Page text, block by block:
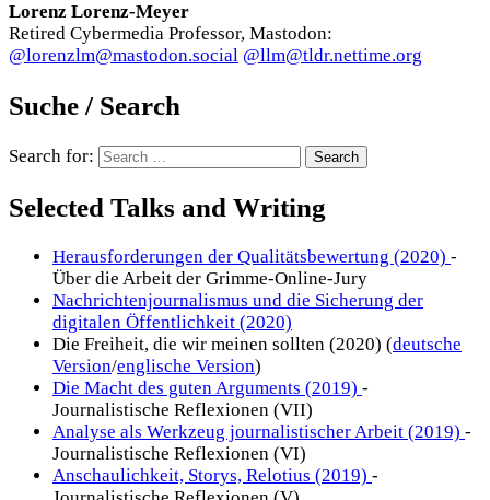
Lorenz Lorenz-Meyer
Retired Cybermedia Professor, Mastodon:
@lorenzlm@mastodon.social @llm@tldr.nettime.org
Suche / Search
Search for:
Selected Talks and Writing
Herausforderungen der Qualitätsbewertung (2020) -
Über die Arbeit der Grimme-Online-Jury
Nachrichtenjournalismus und die Sicherung der
digitalen Öffentlichkeit (2020)
Die Freiheit, die wir meinen sollten (2020) (deutsche
Version/englische Version)
Die Macht des guten Arguments (2019) -
Journalistische Reflexionen (VII)
Analyse als Werkzeug journalistischer Arbeit (2019) -
Journalistische Reflexionen (VI)
Anschaulichkeit, Storys, Relotius (2019) -